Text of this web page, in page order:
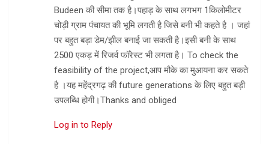
Budeen की सीमा तक है।पहाड़ के साथ लगभग 1किलोमीटर
चोड़ी ग्राम पंचायत की भूमि लगती है जिसे बनी भी कहते है । जहां
पर बहुत बड़ा डेम/झील बनाई जा सकती है।इसी बनी के साथ
2500 एकड़ में रिजर्व फॉरेस्ट भी लगता है। To check the
feasibility of the project,आप मौके का मुआयना कर सकते
है ।यह महेंद्रगढ़ की future generations के लिए बहुत बड़ी
उपलब्धि होगी।Thanks and obliged
Log in to Reply